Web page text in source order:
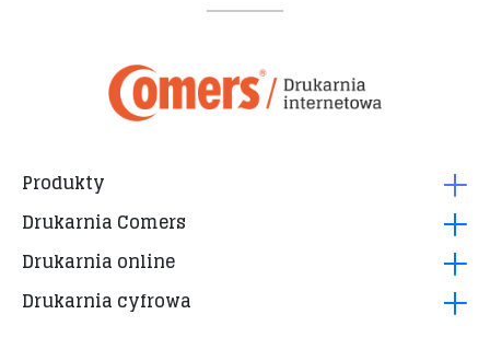
Produkty
Roll up 24h
Wizytówki cyfrowe 24h
Plakaty 24h
Drukarnia Comers
Pytania i odpowiedzi
Regulamin
Drukarnia cyfrowa
Drukarnia online
Jak przygotować projekt?